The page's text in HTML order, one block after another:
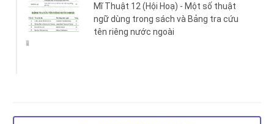
Mĩ Thuật 12 (Hội Hoạ) - Một số thuật
ngữ dùng trong sách và Bảng tra cứu
tên riêng nước ngoài